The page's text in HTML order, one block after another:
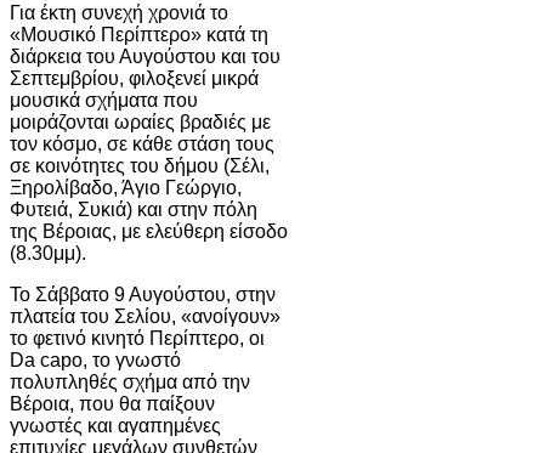
Για έκτη συνεχή χρονιά το
«Μουσικό Περίπτερο» κατά τη
διάρκεια του Αυγούστου και του
Σεπτεμβρίου, φιλοξενεί μικρά
μουσικά σχήματα που
μοιράζονται ωραίες βραδιές με
τον κόσμο, σε κάθε στάση τους
σε κοινότητες του δήμου (Σέλι,
Ξηρολίβαδο, Άγιο Γεώργιο,
Φυτειά, Συκιά) και στην πόλη
της Βέροιας, με ελεύθερη είσοδο
(8.30μμ).
Το Σάββατο 9 Αυγούστου, στην
πλατεία του Σελίου, «ανοίγουν»
το φετινό κινητό Περίπτερο, οι
Da capo, το γνωστό
πολυπληθές σχήμα από την
Βέροια, που θα παίξουν
γνωστές και αγαπημένες
επιτυχίες μεγάλων συνθετών